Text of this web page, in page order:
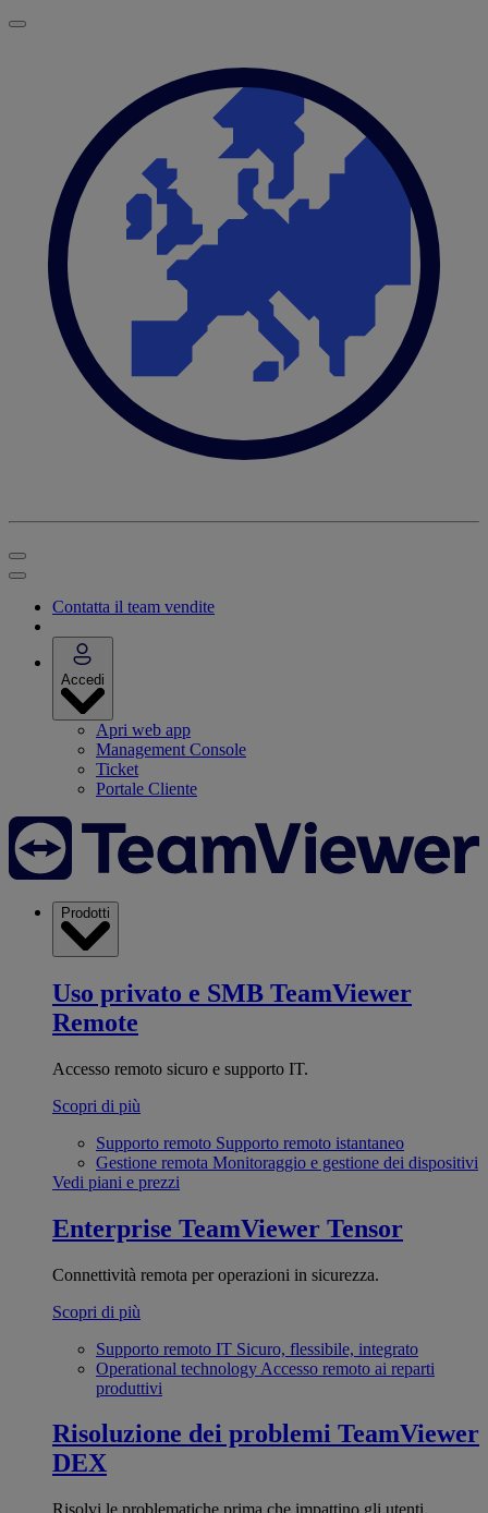
Contatta il team vendite
Accedi
Apri web app
Management Console
Ticket
Portale Cliente
Prodotti
Uso privato e SMB TeamViewer
Remote
Accesso remoto sicuro e supporto IT.
Scopri di più
Supporto remoto Supporto remoto istantaneo
Gestione remota Monitoraggio e gestione dei dispositivi
Vedi piani e prezzi
Enterprise TeamViewer Tensor
Connettività remota per operazioni in sicurezza.
Scopri di più
Supporto remoto IT Sicuro, flessibile, integrato
Operational technology Accesso remoto ai reparti
produttivi
Risoluzione dei problemi TeamViewer
DEX